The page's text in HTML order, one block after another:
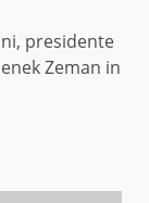
presidente
Zeman in